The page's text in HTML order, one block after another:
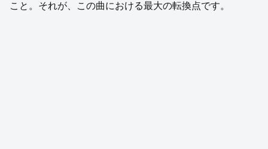
こと。それが、この曲における最大の転換点です。